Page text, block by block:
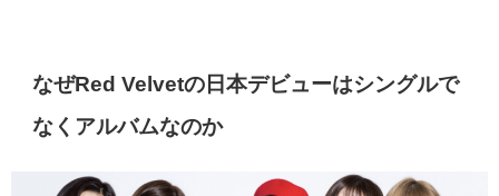
なぜRed Velvetの日本デビューはシングルで
なくアルバムなのか